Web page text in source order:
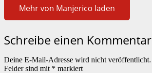
Mehr von Manjerico laden
Schreibe einen Kommentar
Deine E-Mail-Adresse wird nicht veröffentlicht.
Felder sind mit * markiert